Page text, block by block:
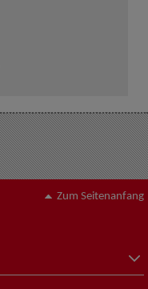
Zum Seitenanfang